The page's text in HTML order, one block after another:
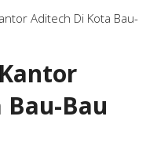
Aditech Di Kota Bau-
Bau